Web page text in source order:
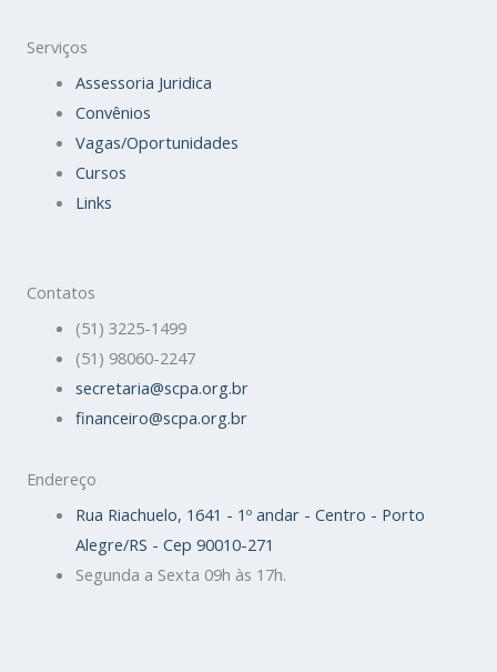
Serviços
Assessoria Juridica
Convênios
Vagas/Oportunidades
Cursos
Links
Contatos
(51) 3225-1499
(51) 98060-2247
secretaria@scpa.org.br
financeiro@scpa.org.br
Endereço
Rua Riachuelo, 1641 - 1º andar - Centro - Porto
Alegre/RS - Cep 90010-271
Segunda a Sexta 09h às 17h.